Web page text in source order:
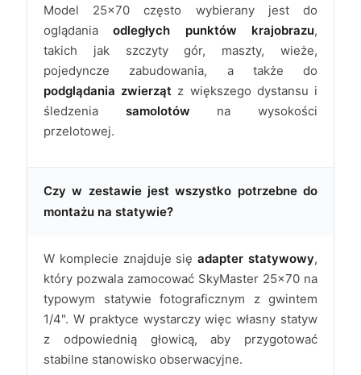
Model 25x70 często wybierany jest do
oglądaniaodległych punktów krajobrazu,
takich jak szczyty gór, maszty, wieże,
pojedyncze zabudowania, a także do
podglądania zwierząt z większego dystansu i
śledzenia samolotów na wysokości
przelotowej.
Czy w zestawie jest wszystko potrzebne do
montażu na statywie?
W komplecie znajduje sięadapter statywowy,
który pozwala zamocować SkyMaster 25x70 na
typowym statywie fotograficznym z gwintem
1/4". W praktyce wystarczy więc własny statyw
z odpowiednią głowicą, aby przygotować
stabilne stanowisko obserwacyjne.